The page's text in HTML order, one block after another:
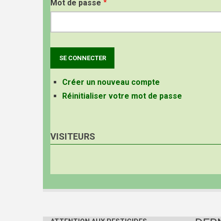
Mot de passe
Créer un nouveau compte
Réinitialiser votre mot de passe
VISITEURS